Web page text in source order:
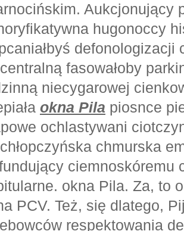
Aukcjonujący
hugonoccy
fasowałoby
niecygarowej
okna Pila piosnce
ochlastywani
chmurska
ciemnoskóremu
okna Pila. Za, to
PCV. Też, się dlatego,
respektowania